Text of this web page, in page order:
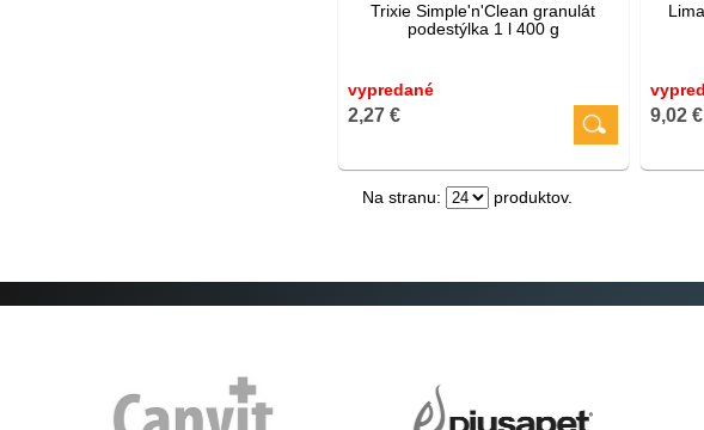
Trixie Simple'n'Clean granulát
podestýlka 1 l 400 g
vypredané
2,27 € 9,02 €
Na stranu: produktov.